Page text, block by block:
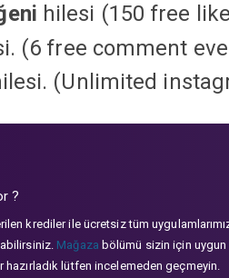
hilesi (150 free
(6 free comment
(Unlimited
?
krediler ile ücretsiz tüm
Mağaza bölümü sizin için uygun
hazırladık lütfen incelemeden geçmeyin.